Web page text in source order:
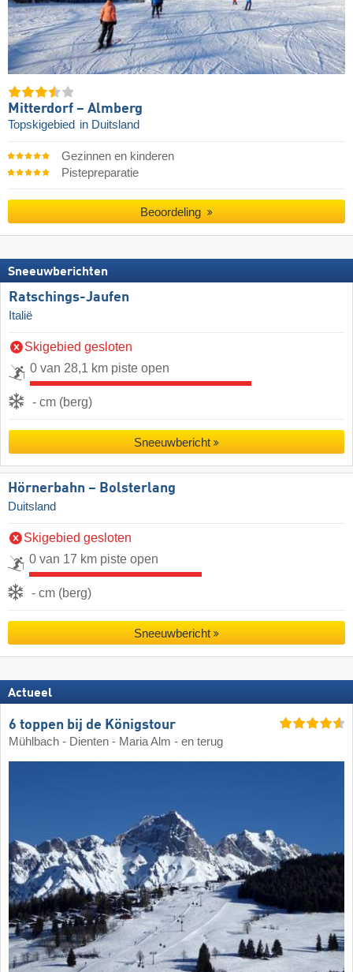
Mitterdorf – Almberg
Topskigebied in Duitsland
Gezinnen en kinderen
Pistepreparatie
Beoordeling
Sneeuwberichten
Ratschings-Jaufen
Italië
Skigebied gesloten
0 van 28,1 km piste open
- cm (berg)
Sneeuwbericht
Hörnerbahn – Bolsterlang
Duitsland
Skigebied gesloten
0 van 17 km piste open
- cm (berg)
Sneeuwbericht
Actueel
6 toppen bij de Königstour
Mühlbach - Dienten - Maria Alm - en terug